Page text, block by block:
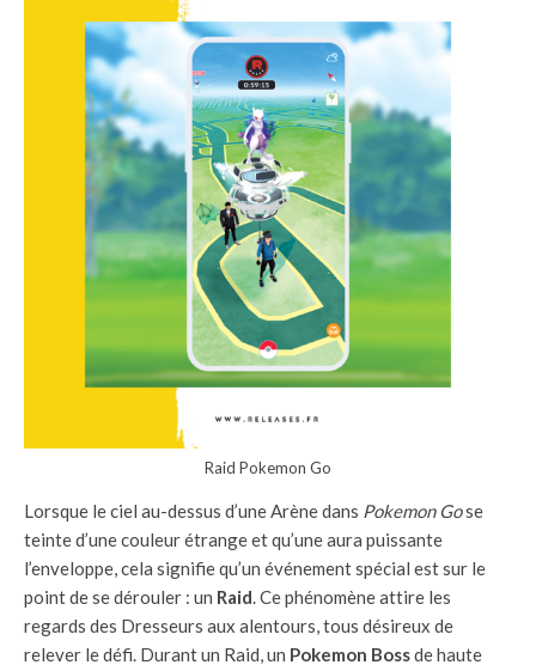
Raid Pokemon Go
Lorsque le ciel au-dessus d’une Arène dans Pokemon Gose
teinte d’une couleur étrange et qu’une aura puissante
l’enveloppe, cela signifie qu’un événement spécial est sur le
point de se dérouler : un Raid. Ce phénomène attire les
regards des Dresseurs aux alentours, tous désireux de
relever le défi. Durant un Raid, un Pokemon Bossde haute